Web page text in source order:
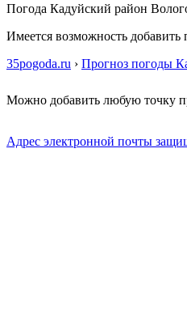
Погода Кадуйский район
Имеется возможность
35pogoda.ru › Прогноз погоды
Можно добавить любую точку
Адрес электронной почты